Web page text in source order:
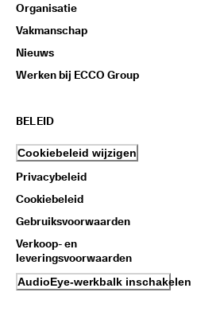
Organisatie
Vakmanschap
Nieuws
Werken bij ECCO Group
BELEID
Cookiebeleid wijzigen
Privacybeleid
Cookiebeleid
Gebruiksvoorwaarden
Verkoop- en
leveringsvoorwaarden
AudioEye-werkbalk inschakelen